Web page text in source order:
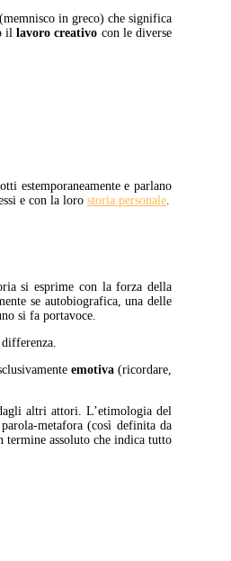
in greco) che significa
illavoro creativo con le diverse
estemporaneamente e parlano
e con la loro storia personale
si esprime con la forza della
se autobiografica, una delle
si fa portavoce.
emotiva(ricordare,
altri attori. L’etimologia del
metafora (così definita da
termine assoluto che indica tutto